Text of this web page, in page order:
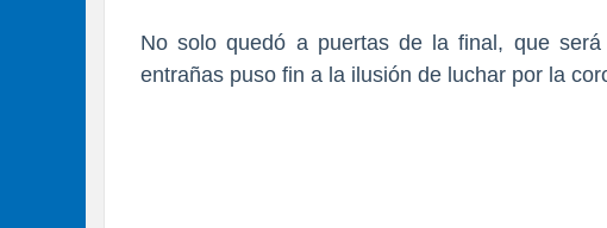
No solo quedó a puertas de la final, que
entrañas puso fin a la ilusión de luchar por la